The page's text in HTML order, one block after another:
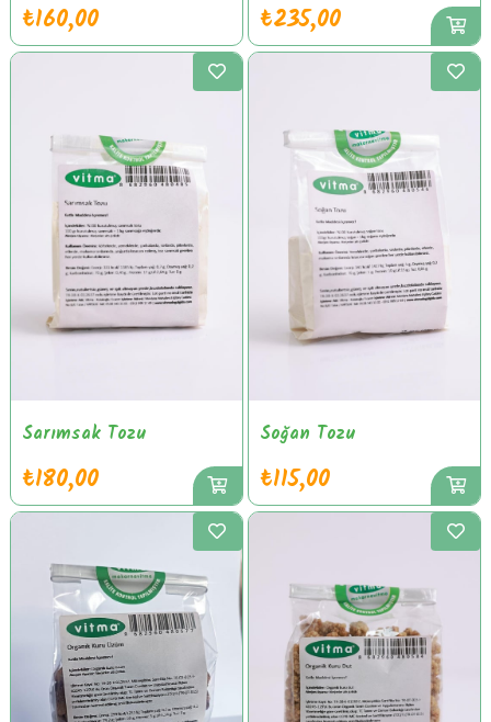
₺160,00 ₺235,00
Sarımsak Tozu
₺180,00
Soğan Tozu
₺115,00